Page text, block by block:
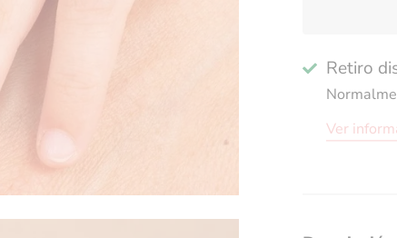
Retiro
Ver